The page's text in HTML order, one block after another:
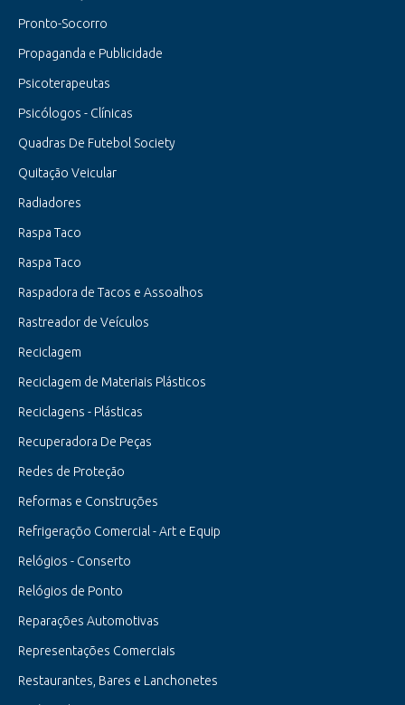
Pronto-Socorro
Propaganda e Publicidade
Psicoterapeutas
Psicólogos - Clínicas
Quadras De Futebol Society
Quitação Veicular
Radiadores
Raspa Taco
Raspa Taco
Raspadora de Tacos e Assoalhos
Rastreador de Veículos
Reciclagem
Reciclagem de Materiais Plásticos
Reciclagens - Plásticas
Recuperadora De Peças
Redes de Proteção
Reformas e Construções
Refrigeraçõo Comercial - Art e Equip
Relógios - Conserto
Relógios de Ponto
Reparações Automotivas
Representações Comerciais
Restaurantes, Bares e Lanchonetes